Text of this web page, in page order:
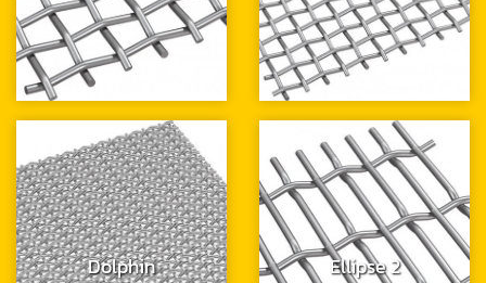
Dolphin Ellipse 2